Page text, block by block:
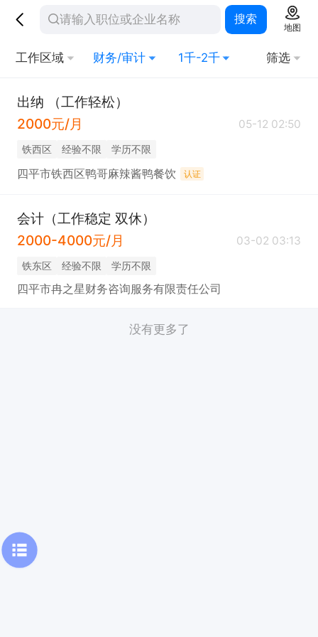
搜索
地图
工作区域 财务/审计 1千-2千 筛选
出纳 （工作轻松）
2000元/月
05-12 02:50
铁西区 经验不限 学历不限
四平市铁西区鸭哥麻辣酱鸭餐饮 认证
会计（工作稳定 双休）
2000-4000元/月
03-02 03:13
铁东区 经验不限 学历不限
四平市冉之星财务咨询服务有限责任公司
没有更多了